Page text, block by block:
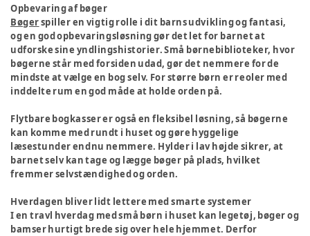
Opbevaring af bøger
Bøgerspiller en vigtig rolle i dit barns udvikling og fantasi,
og en god opbevaringsløsning gør det let for barnet at
udforske sine yndlingshistorier. Små børnebiblioteker, hvor
bøgerne står med forsiden udad, gør det nemmere for de
mindste at vælge en bog selv. For større børn er reoler med
inddelte rum en god måde at holde orden på.
Flytbare bogkasser er også en fleksibel løsning, så bøgerne
kan komme med rundt i huset og gøre hyggelige
læsestunder endnu nemmere. Hylder i lav højde sikrer, at
barnet selv kan tage og lægge bøger på plads, hvilket
fremmer selvstændighed og orden.
Hverdagen bliver lidt lettere med smarte systemer
I en travl hverdag med små børn i huset kan legetøj, bøger og
bamser hurtigt brede sig over hele hjemmet. Derfor